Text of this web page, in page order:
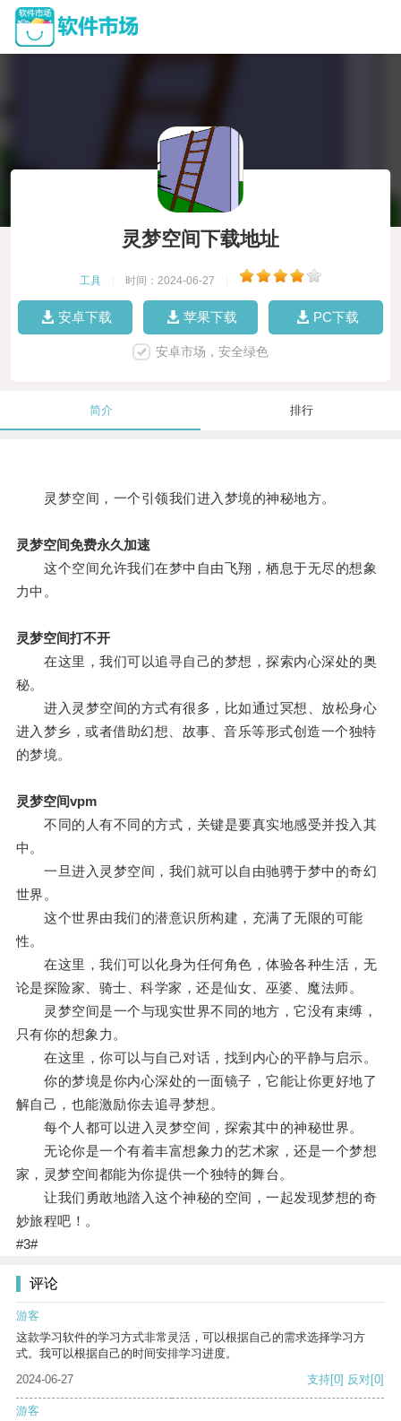
灵梦空间下载地址
工具 时间：2024-06-27
安卓下载 苹果下载 PC下载
安卓市场，安全绿色
简介 排行
灵梦空间，一个引领我们进入梦境的神秘地方。
灵梦空间免费永久加速
这个空间允许我们在梦中自由飞翔，栖息于无尽的想象
力中。
灵梦空间打不开
在这里，我们可以追寻自己的梦想，探索内心深处的奥
秘。
进入灵梦空间的方式有很多，比如通过冥想、放松身心
进入梦乡，或者借助幻想、故事、音乐等形式创造一个独特
的梦境。
灵梦空间vpm
不同的人有不同的方式，关键是要真实地感受并投入其
中。
一旦进入灵梦空间，我们就可以自由驰骋于梦中的奇幻
世界。
这个世界由我们的潜意识所构建，充满了无限的可能
性。
在这里，我们可以化身为任何角色，体验各种生活，无
论是探险家、骑士、科学家，还是仙女、巫婆、魔法师。
灵梦空间是一个与现实世界不同的地方，它没有束缚，
只有你的想象力。
在这里，你可以与自己对话，找到内心的平静与启示。
你的梦境是你内心深处的一面镜子，它能让你更好地了
解自己，也能激励你去追寻梦想。
每个人都可以进入灵梦空间，探索其中的神秘世界。
无论你是一个有着丰富想象力的艺术家，还是一个梦想
家，灵梦空间都能为你提供一个独特的舞台。
让我们勇敢地踏入这个神秘的空间，一起发现梦想的奇
妙旅程吧！。
#3#
评论
游客
这款学习软件的学习方式非常灵活，可以根据自己的需求选择学习方
式。我可以根据自己的时间安排学习进度。
2024-06-27
支持[0] 反对[0]
游客